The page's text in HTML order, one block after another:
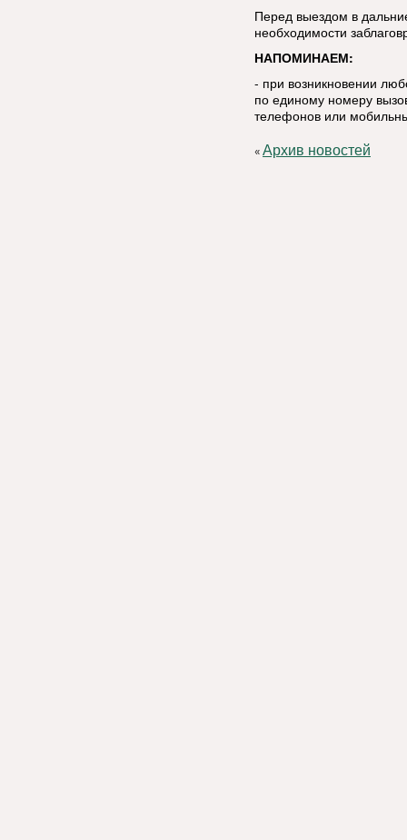
Перед выездом в
необходимости
НАПОМИНАЕМ:
- при возникновении
по единому номеру
телефонов или
«Архив новостей